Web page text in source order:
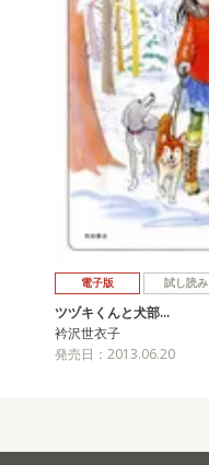
電子版 試し読み
ツヅキくんと犬部…
衿沢世衣子
発売日：2013.06.20